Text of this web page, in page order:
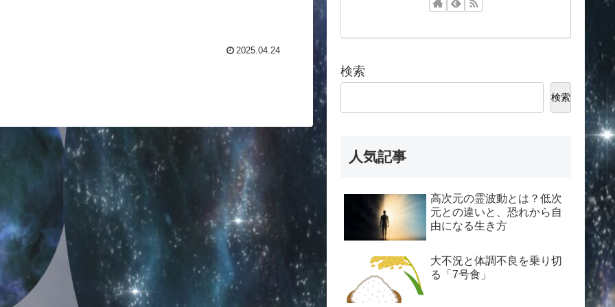
2025.04.24
検索
検索
人気記事
高次元の霊波動とは？低次
元との違いと、恐れから自
由になる生き方
大不況と体調不良を乗り切
る「7号食」